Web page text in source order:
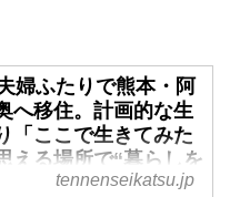
婦ふたりで熊本・阿
へ移住。計画的な生
「ここで生きてみた
える場所で“暮らしを
”してみる／asoうぶ
tennenseikatsu.jp